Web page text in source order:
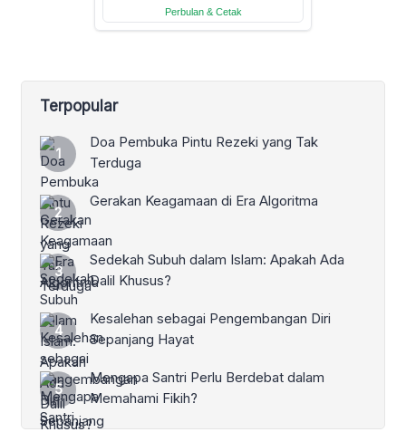
Terpopular
Doa Pembuka Pintu Rezeki yang Tak
Terduga
Gerakan Keagamaan di Era Algoritma
Sedekah Subuh dalam Islam: Apakah Ada
Dalil Khusus?
Kesalehan sebagai Pengembangan Diri
Sepanjang Hayat
Mengapa Santri Perlu Berdebat dalam
Memahami Fikih?